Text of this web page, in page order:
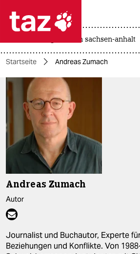
 taz zahl ich
taz zahl ich
themen
politik
öko
gesellschaft
kultur
sport
berlin
nord
landtagswahl in sachsen-anhalt
Startseite Andreas Zumach
Andreas Zumach
Autor
Journalist und Buchautor, Experte
Beziehungen und Konflikte. Von